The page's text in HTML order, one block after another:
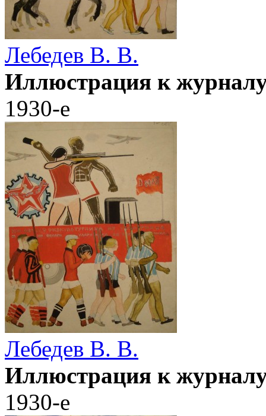
Лебедев В. В.
Иллюстрация к
1930-е
Лебедев В. В.
Иллюстрация к
1930-е